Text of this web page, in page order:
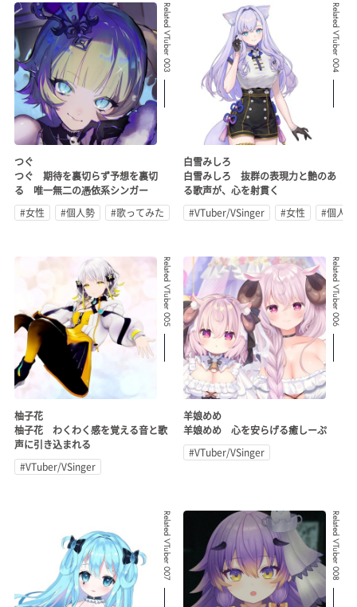
Related VTuber 003
つぐ
つぐ 期待を裏切らず予想を裏切
る 唯一無二の憑依系シンガー
#女性
#個人勢 #歌ってみた
Related VTuber 004
白雪みしろ
白雪みしろ 抜群の表現力と艶のあ
る歌声が、心を射貫く
#VTuber/VSinger
#女性 #個人勢
Related VTuber 005
柚子花
柚子花 わくわく感を覚える音と歌
声に引き込まれる
#VTuber/VSinger
Related VTuber 006
羊娘めめ
羊娘めめ 心を安らげる癒しーぷ
#VTuber/VSinger
Related VTuber 007 Related VTuber 008